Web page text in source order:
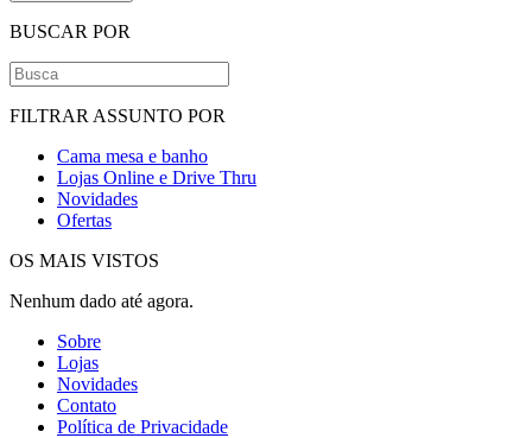
BUSCAR POR
FILTRAR ASSUNTO POR
Cama mesa e banho
Lojas Online e Drive Thru
Novidades
Ofertas
OS MAIS VISTOS
Nenhum dado até agora.
Sobre
Lojas
Novidades
Contato
Política de Privacidade